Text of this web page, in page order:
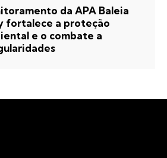
da APA Baleia
fortalece a proteção
e o combate a